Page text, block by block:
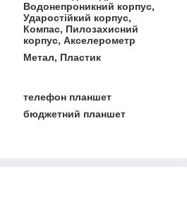
Водонепроникний корпус,
Ударостійкий корпус,
Компас, Пилозахисний
корпус, Акселерометр
Метал, Пластик
телефон планшет
бюджетний планшет